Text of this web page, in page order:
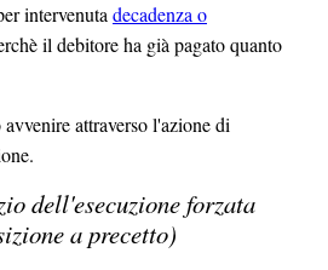
intervenutadecadenza o
il debitore ha già pagato quanto
attraverso l'azione di
dell'esecuzione forzata
a precetto)